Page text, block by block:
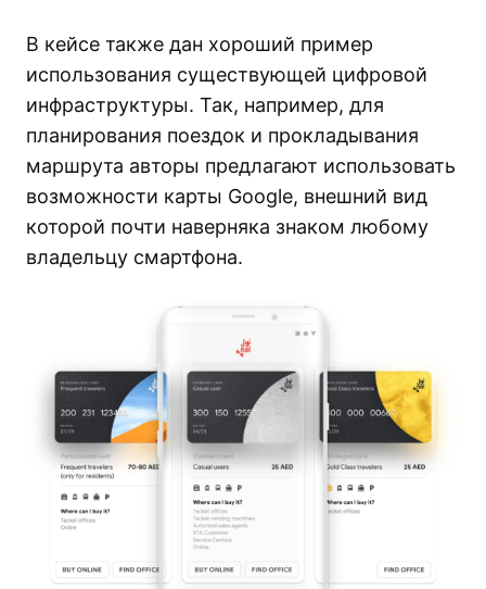
В кейсе также дан хороший пример
использования существующей цифровой
инфраструктуры. Так, например, для
планирования поездок и прокладывания
маршрута авторы предлагают использовать
возможности карты Google, внешний вид
которой почти наверняка знаком любому
владельцу смартфона.